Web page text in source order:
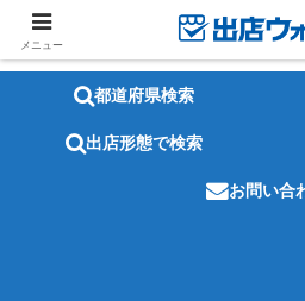
都道府県検索
出店形態で検索
お問い合
メニュー